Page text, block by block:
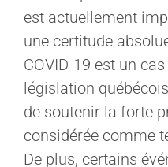
est actuellement
une certitude
COVID-19 est un
législation
de soutenir la forte
considérée comme
De plus, certains